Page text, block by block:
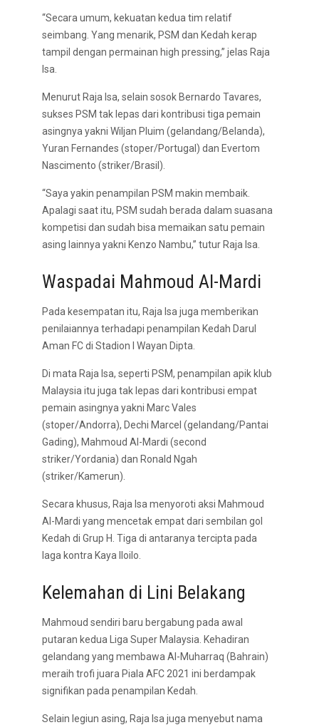
“Secara umum, kekuatan kedua tim relatif
seimbang. Yang menarik, PSM dan Kedah kerap
tampil dengan permainan high pressing,” jelas Raja
Isa.
Menurut Raja Isa, selain sosok Bernardo Tavares,
sukses PSM tak lepas dari kontribusi tiga pemain
asingnya yakni Wiljan Pluim (gelandang/Belanda),
Yuran Fernandes (stoper/Portugal) dan Evertom
Nascimento (striker/Brasil).
“Saya yakin penampilan PSM makin membaik.
Apalagi saat itu, PSM sudah berada dalam suasana
kompetisi dan sudah bisa memaikan satu pemain
asing lainnya yakni Kenzo Nambu,” tutur Raja Isa.
Waspadai Mahmoud Al-Mardi
Pada kesempatan itu, Raja Isa juga memberikan
penilaiannya terhadapi penampilan Kedah Darul
Aman FC di Stadion I Wayan Dipta.
Di mata Raja Isa, seperti PSM, penampilan apik klub
Malaysia itu juga tak lepas dari kontribusi empat
pemain asingnya yakni Marc Vales
(stoper/Andorra), Dechi Marcel (gelandang/Pantai
Gading), Mahmoud Al-Mardi (second
striker/Yordania) dan Ronald Ngah
(striker/Kamerun).
Secara khusus, Raja Isa menyoroti aksi Mahmoud
Al-Mardi yang mencetak empat dari sembilan gol
Kedah di Grup H. Tiga di antaranya tercipta pada
laga kontra Kaya Iloilo.
Kelemahan di Lini Belakang
Mahmoud sendiri baru bergabung pada awal
putaran kedua Liga Super Malaysia. Kehadiran
gelandang yang membawa Al-Muharraq (Bahrain)
meraih trofi juara Piala AFC 2021 ini berdampak
signifikan pada penampilan Kedah.
Selain legiun asing, Raja Isa juga menyebut nama